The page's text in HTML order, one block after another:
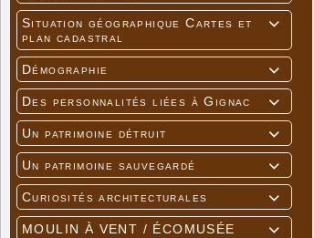

Situation géographique Cartes et
plan cadastral

Démographie

Des personnalités liées à Gignac

Un patrimoine détruit

Un patrimoine sauvegardé

Curiosités architecturales

MOULIN À VENT / ÉCOMUSÉE